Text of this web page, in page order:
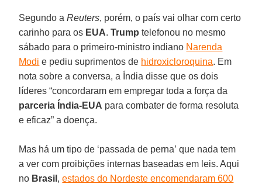
Segundo aReuters, porém, o país vai olhar com certo
carinho para os EUA.Trump telefonou no mesmo
sábado para o primeiro-ministro indiano Narenda
Modi e pediu suprimentos de hidroxicloroquina. Em
nota sobre a conversa, a Índia disse que os dois
líderes “concordaram em empregar toda a força da
parceria Índia-EUA para combater de forma resoluta
e eficaz” a doença.
Mas há um tipo de ‘passada de perna’ que nada tem
a ver com proibições internas baseadas em leis. Aqui
no Brasil ,estados do Nordeste encomendaram 600